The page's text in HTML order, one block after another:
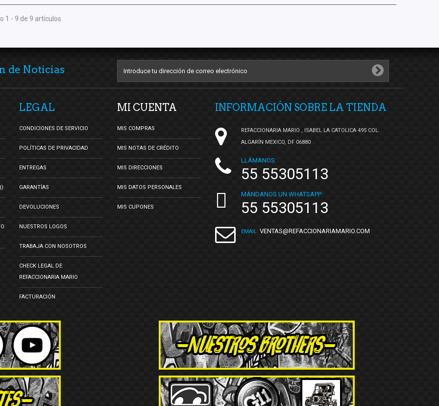
1 - 9 de 9 artículos
de Noticias
LEGAL
CONDICIONES DE SERVICIO
POLÍTICAS DE PRIVACIDAD
ENTREGAS
GARANTÍAS
DEVOLUCIONES
NUESTROS LOGOS
TRABAJA CON NOSOTROS
CHECK LEGAL DE
REFACCIONARIA MARIO
FACTURACIÓN
MI CUENTA
MIS COMPRAS
MIS NOTAS DE CRÉDITO
MIS DIRECCIONES
MIS DATOS PERSONALES
MIS CUPONES
INFORMACIÓN SOBRE LA TIENDA
REFACCIONARIA MARIO , ISABEL LA CATOLICA 495 COL.
ALGARÍN MEXICO, DF 06880
LLÁMANOS:
55 55305113
MÁNDANOS UN WHATSAPP:
55 55305113
EMAIL: VENTAS@REFACCIONARIAMARIO.COM